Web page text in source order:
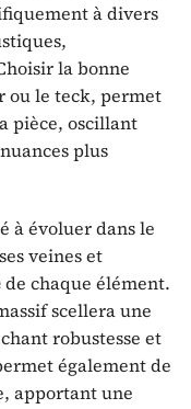
à divers
la bonne
ou le teck, permet
pièce, oscillant
plus
à évoluer dans le
veines et
de chaque élément.
scellera une
robustesse et
également de
apportant une